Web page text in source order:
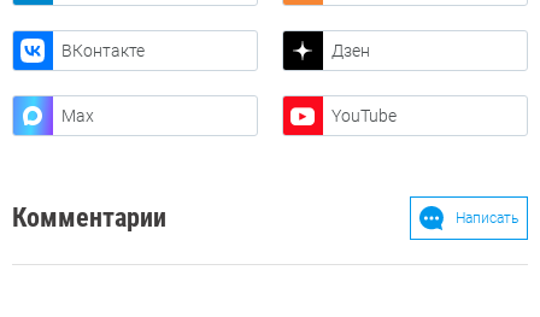
ВКонтакте Дзен
Max YouTube
Комментарии Написать